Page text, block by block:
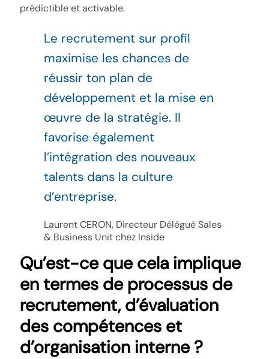
prédictible et activable.
Le recrutement sur profil
maximise les chances de
réussir ton plan de
développement et la mise en
œuvre de la stratégie. Il
favorise également
l’intégration des nouveaux
talents dans la culture
d’entreprise.
Laurent CERON, Directeur Délégué Sales
& Business Unit chez Inside
Qu’est-ce que cela implique
en termes de processus de
recrutement, d’évaluation
des compétences et
d’organisation interne ?